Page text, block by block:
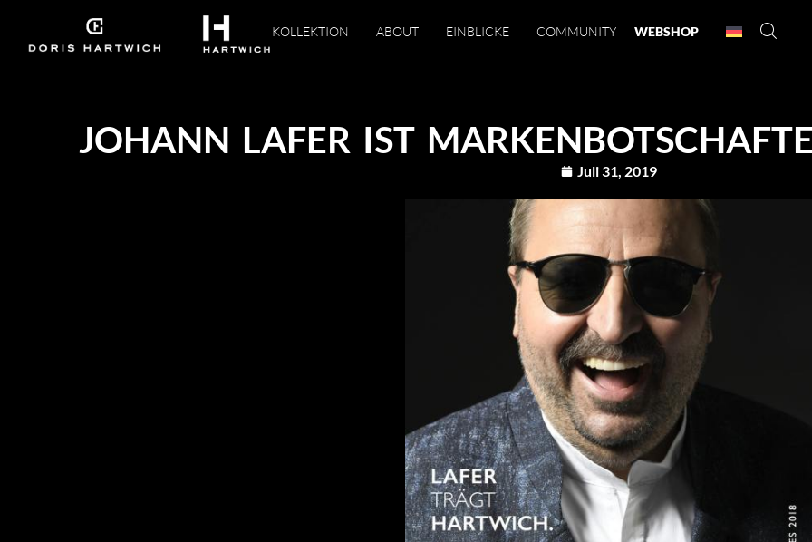
KOLLEKTION ABOUT EINBLICKE COMMUNITY WEBSHOP
JOHANN LAFER IST
Juli 31, 2019